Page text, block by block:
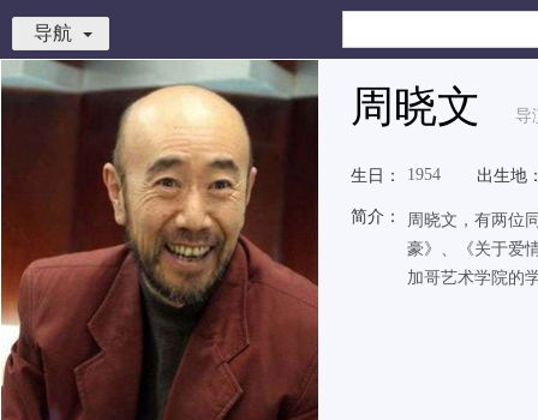
导航
周晓文 导
生日： 1954 出生地
简介：
周晓文，有两位
豪》、《关于爱
加哥艺术学院的